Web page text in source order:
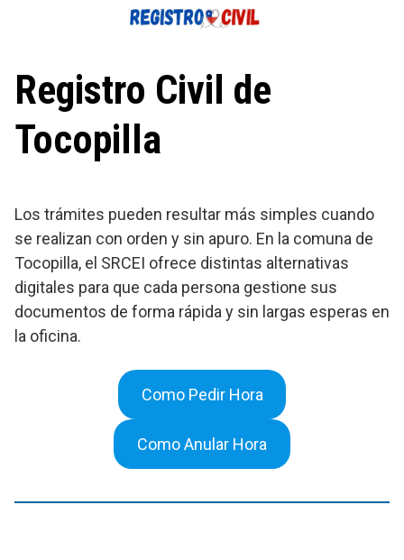
Registro Civil de
Tocopilla
Los trámites pueden resultar más simples cuando
se realizan con orden y sin apuro. En la comuna de
Tocopilla, el SRCEI ofrece distintas alternativas
digitales para que cada persona gestione sus
documentos de forma rápida y sin largas esperas en
la oficina.
Como Pedir Hora
Como Anular Hora